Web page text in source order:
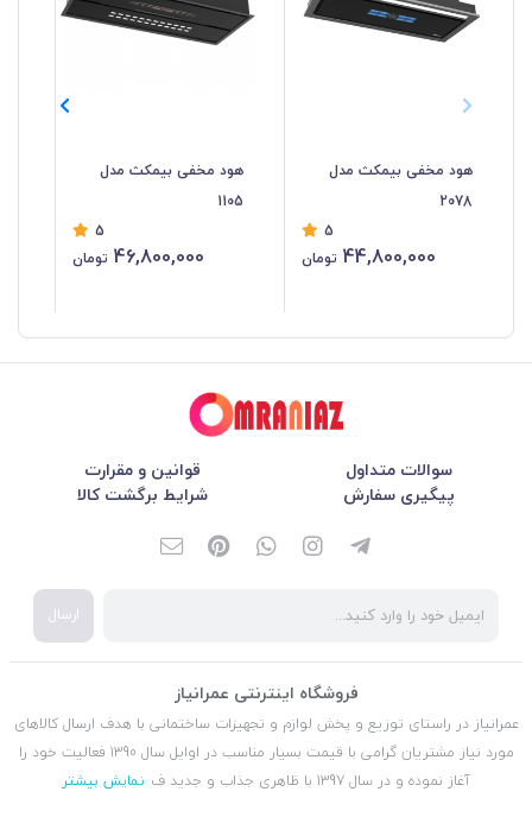
هود مخفی بیمکث مدل
2078
5
44,800,000 تومان
هود مخفی بیمکث مدل
1105
5
46,800,000 تومان
سوالات متداول
قوانین و مقرارت
پیگیری سفارش
شرایط برگشت کالا
ارسال
فروشگاه اینترنتی عمرانیاز
عمرانیاز در راستای توزیع و پخش لوازم و تجهیزات ساختمانی با هدف ارسال کالاهای
مورد نیاز مشتریان گرامی با قیمت بسیار مناسب در اوایل سال 1390 فعالیت خود را
آغاز نموده و در سال 1397 با ظاهری جذاب و جدید ف
نمایش بیشتر